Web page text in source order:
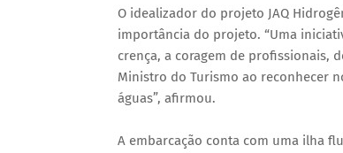
O idealizador do projeto JAQ
importância do projeto. “Uma
crença, a coragem de profissionais,
Ministro do Turismo ao reconhecer
águas”, afirmou.
A embarcação conta com uma ilha